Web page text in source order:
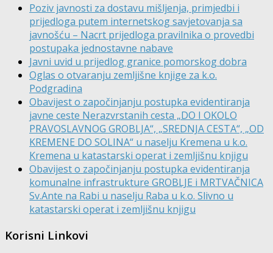
Poziv javnosti za dostavu mišljenja, primjedbi i
prijedloga putem internetskog savjetovanja sa
javnošću – Nacrt prijedloga pravilnika o provedbi
postupaka jednostavne nabave
Javni uvid u prijedlog granice pomorskog dobra
Oglas o otvaranju zemljišne knjige za k.o.
Podgradina
Obavijest o započinjanju postupka evidentiranja
javne ceste Nerazvrstanih cesta „DO I OKOLO
PRAVOSLAVNOG GROBLJA“, „SREDNJA CESTA“, „OD
KREMENE DO SOLINA“ u naselju Kremena u k.o.
Kremena u katastarski operat i zemljišnu knjigu
Obavijest o započinjanju postupka evidentiranja
komunalne infrastrukture GROBLJE i MRTVAČNICA
Sv.Ante na Rabi u naselju Raba u k.o. Slivno u
katastarski operat i zemljišnu knjigu
Korisni Linkovi